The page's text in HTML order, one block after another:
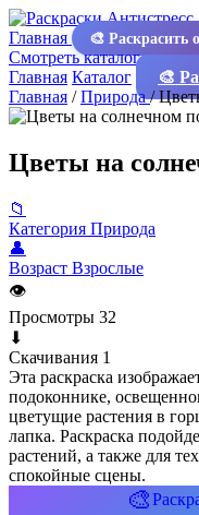
Главная 🎨 Раскрасить
Смотреть каталог
Главная Каталог 🎨
Главная /Природа/
Цветы на
📁
Категория Природа
👤
Возраст Взрослые
👁
Просмотры 32
⬇
Скачивания 1
Эта раскраска
подоконнике,
цветущие растения в
лапка. Раскраска
растений, а также для
спокойные сцены.
🎨